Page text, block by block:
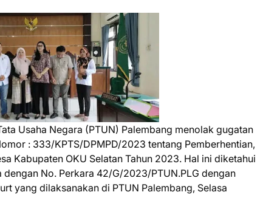
Usaha Negara (PTUN) Palembang menolak gugatan
: 333/KPTS/DPMPD/2023 tentang Pemberhentian,
Kabupaten OKU Selatan Tahun 2023. Hal ini diketahui
No. Perkara 42/G/2023/PTUN.PLG dengan
yang dilaksanakan di PTUN Palembang, Selasa